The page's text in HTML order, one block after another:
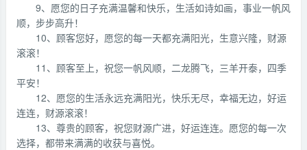
9、愿您的日子充满温馨和快乐，生活如诗如画，事业一帆风
顺，步步高升！
10、顾客您好，愿您的每一天都充满阳光，生意兴隆，财源
滚滚！
11、顾客至上，祝您一帆风顺，二龙腾飞，三羊开泰，四季
平安！
12、愿您的生活永远充满阳光，快乐无尽，幸福无边，好运
连连，财源滚滚！
13、尊贵的顾客，祝您财源广进，好运连连。愿您的每一次
选择，都带来满满的收获与喜悦。